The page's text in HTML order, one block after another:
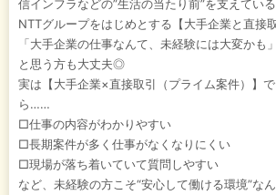
信インフラなどの”生活の当たり前”を支えている
NTTグループをはじめとする【大手企業と直接
「大手企業の仕事なんて、未経験には大変かも」
と思う方も大丈夫◎
実は【大手企業×直接取引（プライム案件）】
ら……
□仕事の内容がわかりやすい
□長期案件が多く仕事がなくなりにくい
□現場が落ち着いていて質問しやすい
など、未経験の方こそ“安心して働ける環境”なん